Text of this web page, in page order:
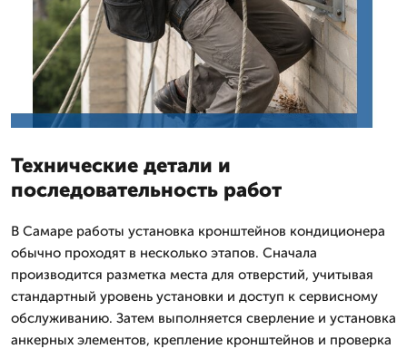
Технические детали и
последовательность работ
В Самаре работы установка кронштейнов кондиционера
обычно проходят в несколько этапов. Сначала
производится разметка места для отверстий, учитывая
стандартный уровень установки и доступ к сервисному
обслуживанию. Затем выполняется сверление и установка
анкерных элементов, крепление кронштейнов и проверка